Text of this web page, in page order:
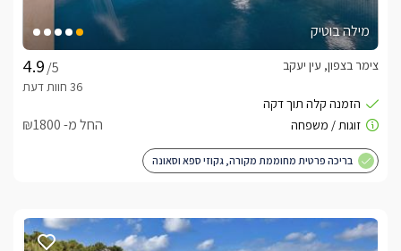
מילה בוטיק
/5
צימר בצפון, עין יעקב
החל מ- ₪1800
בריכה פרטית מחוממת מקורה, גקוזי ספא וסאונה